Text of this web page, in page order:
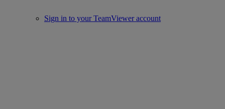
Sign in to your TeamViewer account